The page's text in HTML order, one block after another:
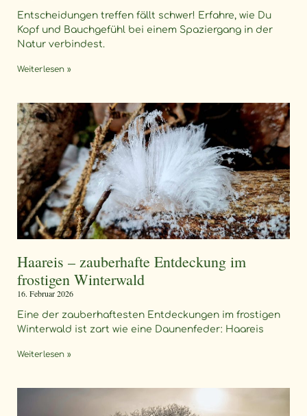
Entscheidungen treffen fällt schwer! Erfahre, wie Du
Kopf und Bauchgefühl bei einem Spaziergang in der
Natur verbindest.
Weiterlesen »
Haareis – zauberhafte Entdeckung im
frostigen Winterwald
16. Februar 2026
Eine der zauberhaftesten Entdeckungen im frostigen
Winterwald ist zart wie eine Daunenfeder: Haareis
Weiterlesen »